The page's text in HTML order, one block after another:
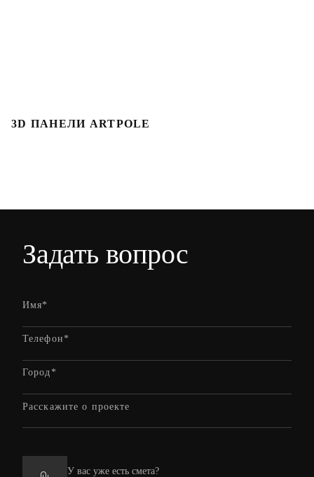
3D ПАНЕЛИ ARTPOLE
Задать вопрос
У вас уже есть смета?